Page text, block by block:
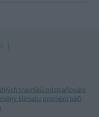
trávníků odstraňování
klimatu promění péči